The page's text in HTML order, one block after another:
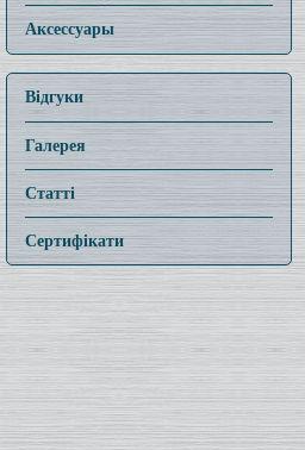
Аксессуары
Відгуки
Галерея
Статті
Сертифікати